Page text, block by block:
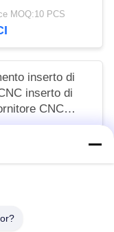
TH
MOQ:10 PCS
inserto di
inserto di
CNC
300